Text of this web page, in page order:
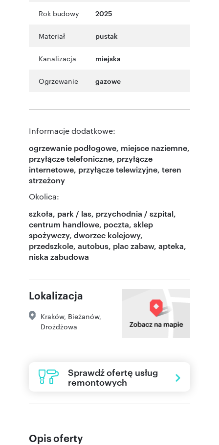
Rok budowy 2025
Materiał pustak
Kanalizacja miejska
Ogrzewanie gazowe
Informacje dodatkowe:
ogrzewanie podłogowe, miejsce naziemne,
przyłącze telefoniczne, przyłącze
internetowe, przyłącze telewizyjne, teren
strzeżony
Okolica:
szkoła, park / las, przychodnia / szpital,
centrum handlowe, poczta, sklep
spożywczy, dworzec kolejowy,
przedszkole, autobus, plac zabaw, apteka,
niska zabudowa
Lokalizacja
Kraków, Bieżanów,
Drożdżowa
Sprawdź ofertę usług
remontowych
Opis oferty